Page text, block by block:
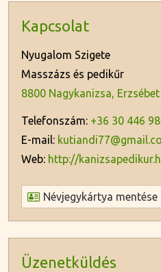
Kapcsolat
Nyugalom Szigete
Masszázs és pedikűr
8800 Nagykanizsa,
Telefonszám: +36 30 446
E-mail:
Web: http://
Névjegykártya mentése
Üzenetküldés